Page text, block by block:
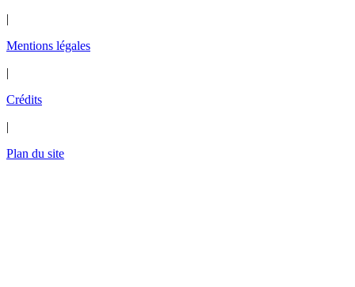
|
Mentions légales
|
Crédits
|
Plan du site